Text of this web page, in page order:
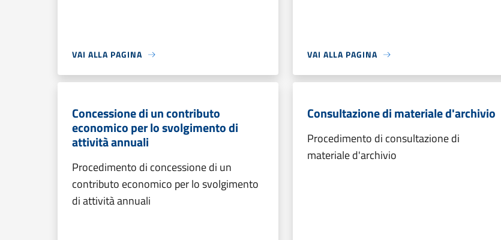
VAI ALLA PAGINA VAI ALLA PAGINA
Concessione di un contributo
economico per lo svolgimento di
attività annuali
Procedimento di concessione di un
contributo economico per lo svolgimento
di attività annuali
Consultazione di materiale d'archivio
Procedimento di consultazione di
materiale d'archivio